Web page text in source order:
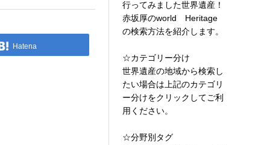
Hatena
行ってみました世界遺産！
赤坂厚のworld Heritage
の検索方法を紹介します。
☆カテゴリー分け
世界遺産の地域から検索し
たい場合は上記のカテゴリ
ー分けをクリックしてご利
用ください。
☆分野別タグ